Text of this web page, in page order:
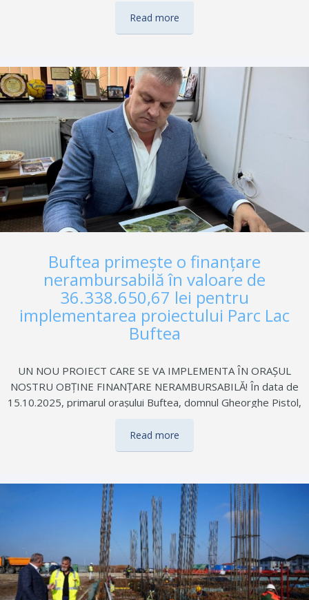
vizita primarului orașului Buftea, Gheorghe Pistol, invitat de
autoritățile locale în semn de respect și prietenie pentru
Sărbătoarea Sfintei Cuvioase Parascheva a adunat
numeroase ofi­cialități locale și centrale, deputați, senatori, dar
și reprezentanți ai autorităților deconcentrate, alături de
locuitorii orașului Ialoveni și oaspeți din România. În mijlocul
acestora, prezența primarului Gheorghe Pistol a fost primită
cu căldură, amintind de…
Read more
Buftea primește o finanțare
nerambursabilă în valoare de
36.338.650,67 lei pentru
implementarea proiectului Parc Lac
Buftea
UN NOU PROIECT CARE SE VA IMPLEMENTA ÎN ORAȘUL
NOSTRU OBȚINE FINANȚARE NERAMBURSABILĂ! În data de
15.10.2025, primarul orașului Buftea, domnul Gheorghe Pistol,
finanțare nerambursabilă în valoare de 36.338.650,67 lei
pentru implementarea proiectului Parc Lac Buftea. Finanțarea
NATURE/BIO PARK pe terenul în suprafață de 105.839 mp
situat în vecinătatea malului stâng al râului Colentina. Acest
parc va contribui semnificativ la îmbunătățirea calității vieții
locuitorilor din Buftea, oferind un spațiu dedicat relaxării,
activităților sportive și evenimentelor culturale. În plus,
proiectul respectă principiile sustenabilității prin…
Read more